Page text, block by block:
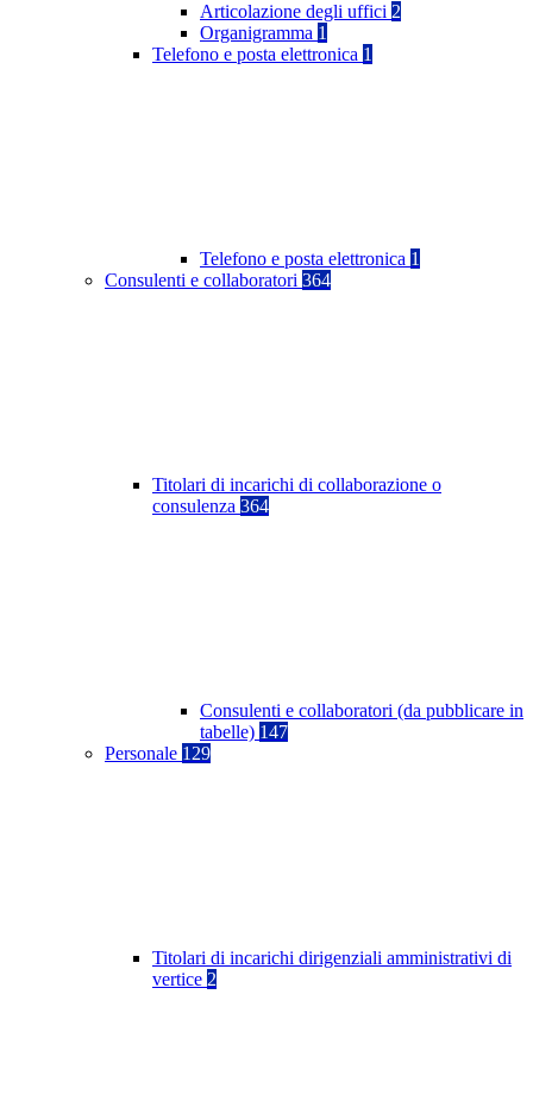
Articolazione degli uffici 2
Organigramma 1
Telefono e posta elettronica 1
Telefono e posta elettronica 1
Consulenti e collaboratori 364
Titolari di incarichi di collaborazione o
consulenza 364
Consulenti e collaboratori (da pubblicare in
tabelle) 147
Personale 129
Titolari di incarichi dirigenziali amministrativi di
vertice 2